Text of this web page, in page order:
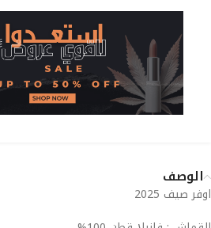
الوصف
اوفر صيف 2025